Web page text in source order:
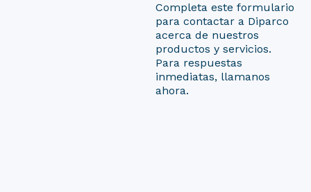
Completa este formulario
para contactar a Diparco
acerca de nuestros
productos y servicios.
Para respuestas
inmediatas, llamanos
ahora.